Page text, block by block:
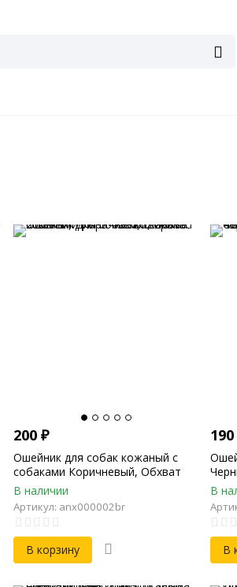
200₽
Ошейник для собак кожаный с
собаками Коричневый, Обхват
31-39см, Длина 45см, Ширина
20мм
В наличии
Артикул: anx000002br
В корзину
190
В
В